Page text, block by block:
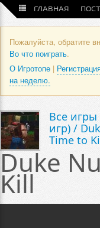
ГЛАВНАЯ
Пожалуйста, обратите
Во что поиграть.
О Игротопе |
на неделю.
Все игры
игр) /
Time to
Duke
Kill